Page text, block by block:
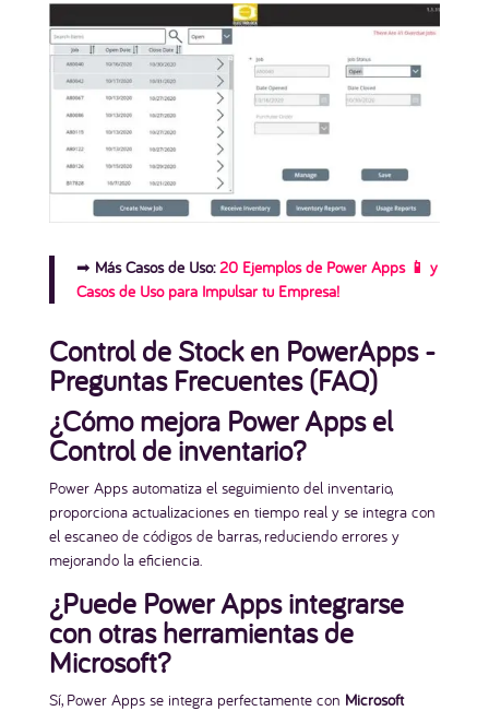
➡︎ Más Casos de Uso:20 Ejemplos de Power Apps 📱 y
Casos de Uso para Impulsar tu Empresa!
Control de Stock en PowerApps -
Preguntas Frecuentes (FAQ)
¿Cómo mejora Power Apps el
Control de inventario?
Power Apps automatiza el seguimiento del inventario,
proporciona actualizaciones en tiempo real y se integra con
el escaneo de códigos de barras, reduciendo errores y
mejorando la eficiencia.
¿Puede Power Apps integrarse
con otras herramientas de
Microsoft?
Sí, Power Apps se integra perfectamente con Microsoft